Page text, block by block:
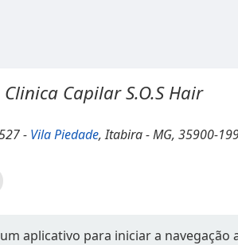
Clinica Capilar S.O.S Hair
- Vila Piedade, Itabira - MG, 35900-
aplicativo para iniciar a navegação